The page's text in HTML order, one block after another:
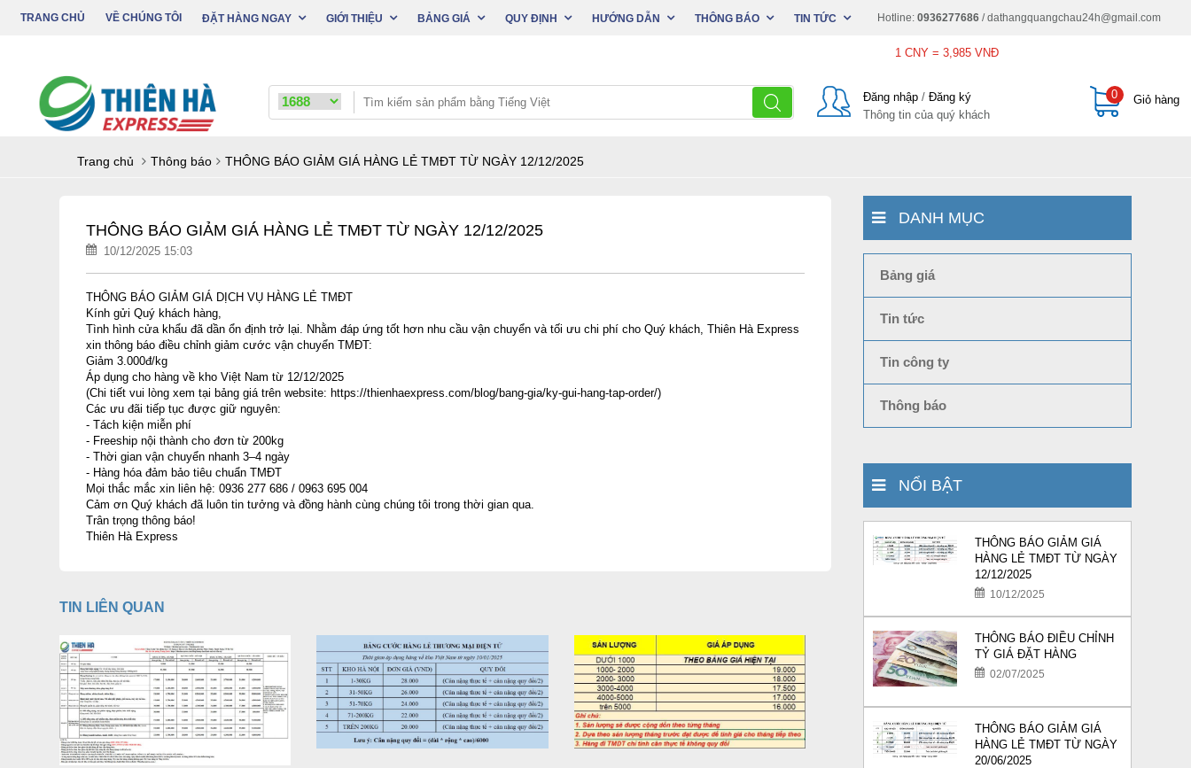
TRANG CHỦ VỀ CHÚNG TÔI ĐẶT HÀNG NGAY GIỚI THIỆU BẢNG GIÁ QUY ĐỊNH HƯỚNG DẪN THÔNG BÁO TIN TỨC Hotline:0936277686 /dathangquangchau24h@gmail.com
1 CNY = 3,985 VNĐ
Đăng nhập /Đăng ký
Thông tin của quý khách
0Giỏ hàng
Trang chủ Thông báo THÔNG BÁO GIẢM GIÁ HÀNG LẺ TMĐT TỪ NGÀY 12/12/2025
THÔNG BÁO GIẢM GIÁ HÀNG LẺ TMĐT TỪ NGÀY 12/12/2025
10/12/2025 15:03
THÔNG BÁO GIẢM GIÁ DỊCH VỤ HÀNG LẺ TMĐT
Kính gửi Quý khách hàng,
Tình hình cửa khẩu đã dần ổn định trở lại. Nhằm đáp ứng tốt hơn nhu cầu vận chuyển và tối ưu chi phí cho Quý khách, Thiên Hà Express
xin thông báo điều chỉnh giảm cước vận chuyển TMĐT:
Giảm 3.000đ/kg
Áp dụng cho hàng về kho Việt Nam từ 12/12/2025
(Chi tiết vui lòng xem tại bảng giá trên website: https://thienhaexpress.com/blog/bang-gia/ky-gui-hang-tap-order/)
Các ưu đãi tiếp tục được giữ nguyên:
- Tách kiện miễn phí
- Freeship nội thành cho đơn từ 200kg
- Thời gian vận chuyển nhanh 3–4 ngày
- Hàng hóa đảm bảo tiêu chuẩn TMĐT
Mọi thắc mắc xin liên hệ: 0936 277 686 / 0963 695 004
Cảm ơn Quý khách đã luôn tin tưởng và đồng hành cùng chúng tôi trong thời gian qua.
Trân trọng thông báo!
Thiên Hà Express
TIN LIÊN QUAN
DANH MỤC
Bảng giá
Tin tức
Tin công ty
Thông báo
NỔI BẬT
THÔNG BÁO GIẢM GIÁ
HÀNG LẺ TMĐT TỪ NGÀY
12/12/2025
10/12/2025
THÔNG BÁO ĐIỀU CHỈNH
TỶ GIÁ ĐẶT HÀNG
02/07/2025
THÔNG BÁO GIẢM GIÁ
HÀNG LẺ TMĐT TỪ NGÀY
20/06/2025